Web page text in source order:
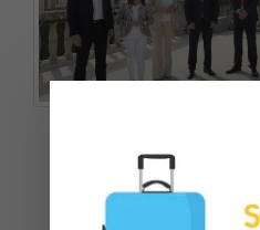
y Paradores de Turismo
nueva campaña de